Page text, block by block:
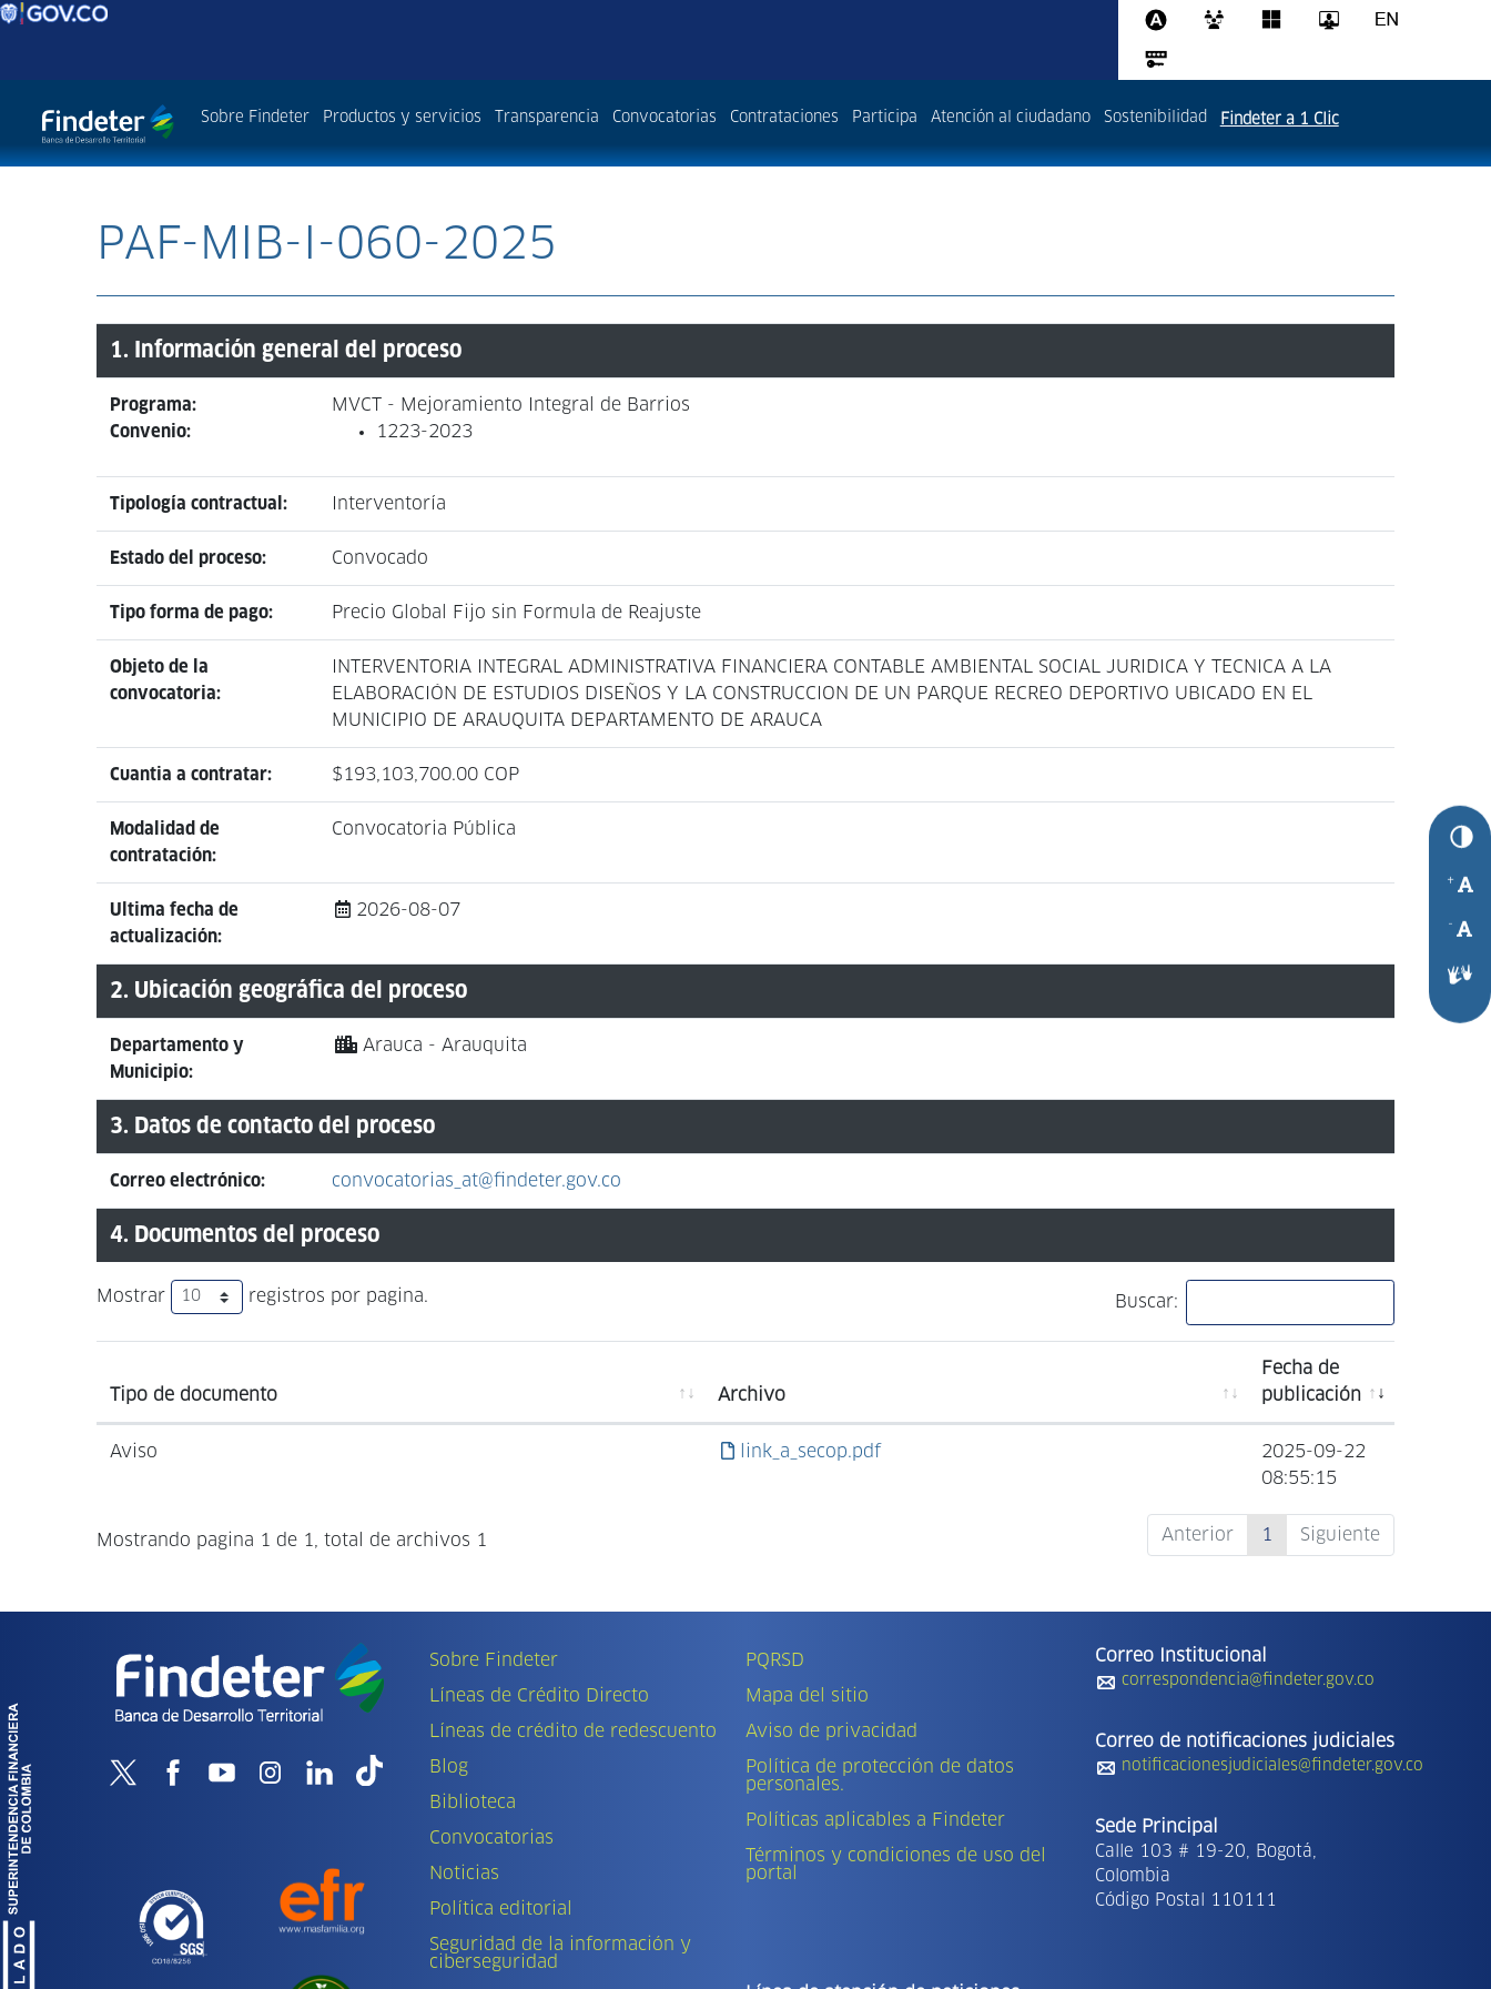
Sobre Findeter Productos y servicios Transparencia Convocatorias Contrataciones Participa Atención al ciudadano Sostenibilidad Findeter a 1 Clic
+
-
PAF-MIB-I-060-2025
1. Información general del proceso
Programa:
Convenio:
MVCT - Mejoramiento Integral de Barrios
1223-2023
Tipología contractual: Interventoría
Estado del proceso: Convocado
Tipo forma de pago: Precio Global Fijo sin Formula de Reajuste
Objeto de la
convocatoria:
INTERVENTORIA INTEGRAL ADMINISTRATIVA FINANCIERA CONTABLE AMBIENTAL SOCIAL JURIDICA Y TECNICA A LA
ELABORACIÓN DE ESTUDIOS DISEÑOS Y LA CONSTRUCCION DE UN PARQUE RECREO DEPORTIVO UBICADO EN EL
MUNICIPIO DE ARAUQUITA DEPARTAMENTO DE ARAUCA
Cuantia a contratar: $193,103,700.00 COP
Modalidad de
contratación:
Convocatoria Pública
Ultima fecha de
actualización:
2026-08-07
2. Ubicación geográfica del proceso
Departamento y
Municipio:
Arauca - Arauquita
3. Datos de contacto del proceso
Correo electrónico: convocatorias_at@findeter.gov.co
4. Documentos del proceso
Mostrar registros por pagina. Buscar:
Tipo de documento Archivo
Fecha de
publicación
Aviso link_a_secop.pdf
2025-09-22
08:55:15
Mostrando pagina 1 de 1, total de archivos 1 Anterior 1 Siguiente
Sobre Findeter
Líneas de Crédito Directo
Líneas de crédito de redescuento
Blog
Biblioteca
Convocatorias
Noticias
Política editorial
Seguridad de la información y
ciberseguridad
PQRSD
Mapa del sitio
Aviso de privacidad
Política de protección de datos
personales.
Políticas aplicables a Findeter
Términos y condiciones de uso del
portal
Correo Institucional
correspondencia@findeter.gov.co
Correo de notificaciones judiciales
notificacionesjudiciales@findeter.gov.co
Sede Principal
Calle 103 # 19-20, Bogotá,
Colombia
Código Postal 110111